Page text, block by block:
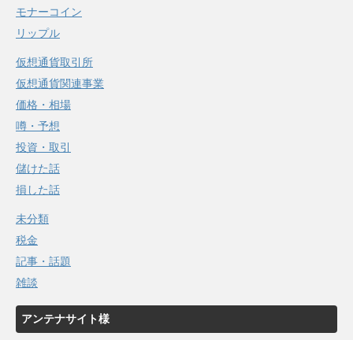
モナーコイン
リップル
仮想通貨取引所
仮想通貨関連事業
価格・相場
噂・予想
投資・取引
儲けた話
損した話
未分類
税金
記事・話題
雑談
アンテナサイト様